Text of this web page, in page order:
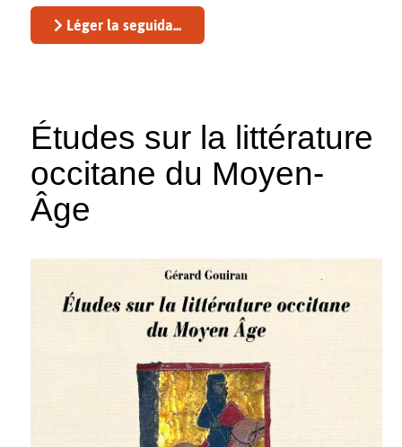
Léger la seguida...
Études sur la littérature
occitane du Moyen-
Âge